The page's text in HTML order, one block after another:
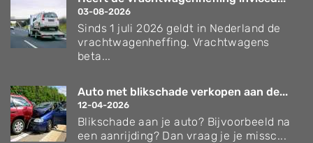
03-08-2026
Sinds 1 juli 2026 geldt in Nederland de
vrachtwagenheffing. Vrachtwagens
beta...
Auto met blikschade verkopen aan de...
12-04-2026
Blikschade aan je auto? Bijvoorbeeld na
een aanrijding? Dan vraag je je missc...